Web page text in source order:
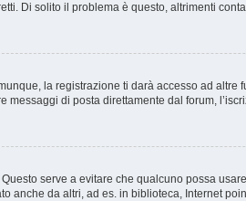
Di solito il problema è questo, altrimenti
la registrazione ti darà accesso ad altre
di posta direttamente dal forum,
serve a evitare che qualcuno possa
anche da altri, ad es. in biblioteca, Internet